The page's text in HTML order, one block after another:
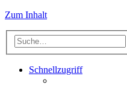
Zum Inhalt
Schnellzugriff